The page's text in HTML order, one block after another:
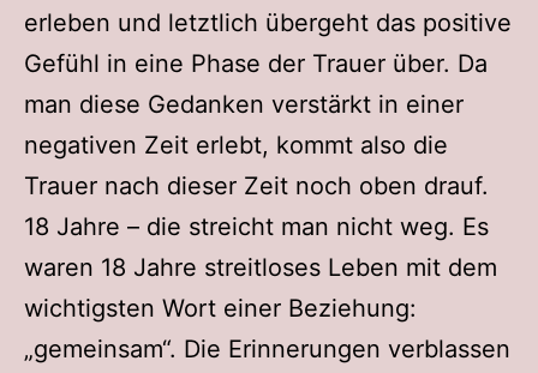
erleben und letztlich übergeht das positive
Gefühl in eine Phase der Trauer über. Da
man diese Gedanken verstärkt in einer
negativen Zeit erlebt, kommt also die
Trauer nach dieser Zeit noch oben drauf.
18 Jahre – die streicht man nicht weg. Es
waren 18 Jahre streitloses Leben mit dem
wichtigsten Wort einer Beziehung:
„gemeinsam“. Die Erinnerungen verblassen